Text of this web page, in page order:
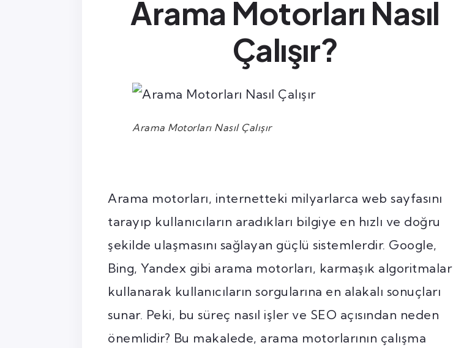
Arama Motorları Nasıl
Çalışır?
Arama Motorları Nasıl Çalışır
Arama motorları, internetteki milyarlarca web sayfasını
tarayıp kullanıcıların aradıkları bilgiye en hızlı ve doğru
şekilde ulaşmasını sağlayan güçlü sistemlerdir. Google,
Bing, Yandex gibi arama motorları, karmaşık algoritmalar
kullanarak kullanıcıların sorgularına en alakalı sonuçları
sunar. Peki, bu süreç nasıl işler ve SEO açısından neden
önemlidir? Bu makalede, arama motorlarının çalışma